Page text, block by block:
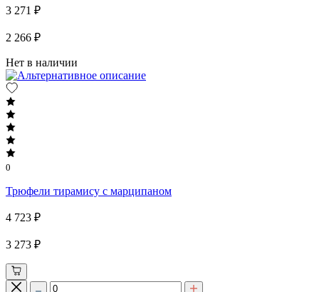
3 271 ₽
2 266 ₽
Нет в наличии
0
Трюфели тирамису с марципаном
4 723 ₽
3 273 ₽